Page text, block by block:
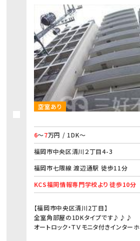
空室あり
6～7万円 / 1DK～
福岡市中央区清川２丁目4-3
福岡市七隈線 渡辺通駅 徒歩11分
KCS福岡情報専門学校より 徒歩10分
【福岡市中央区清川2丁目】
全室角部屋の1DKタイプです♪♪♪
オートロック・ＴＶモニタ付きインターホ